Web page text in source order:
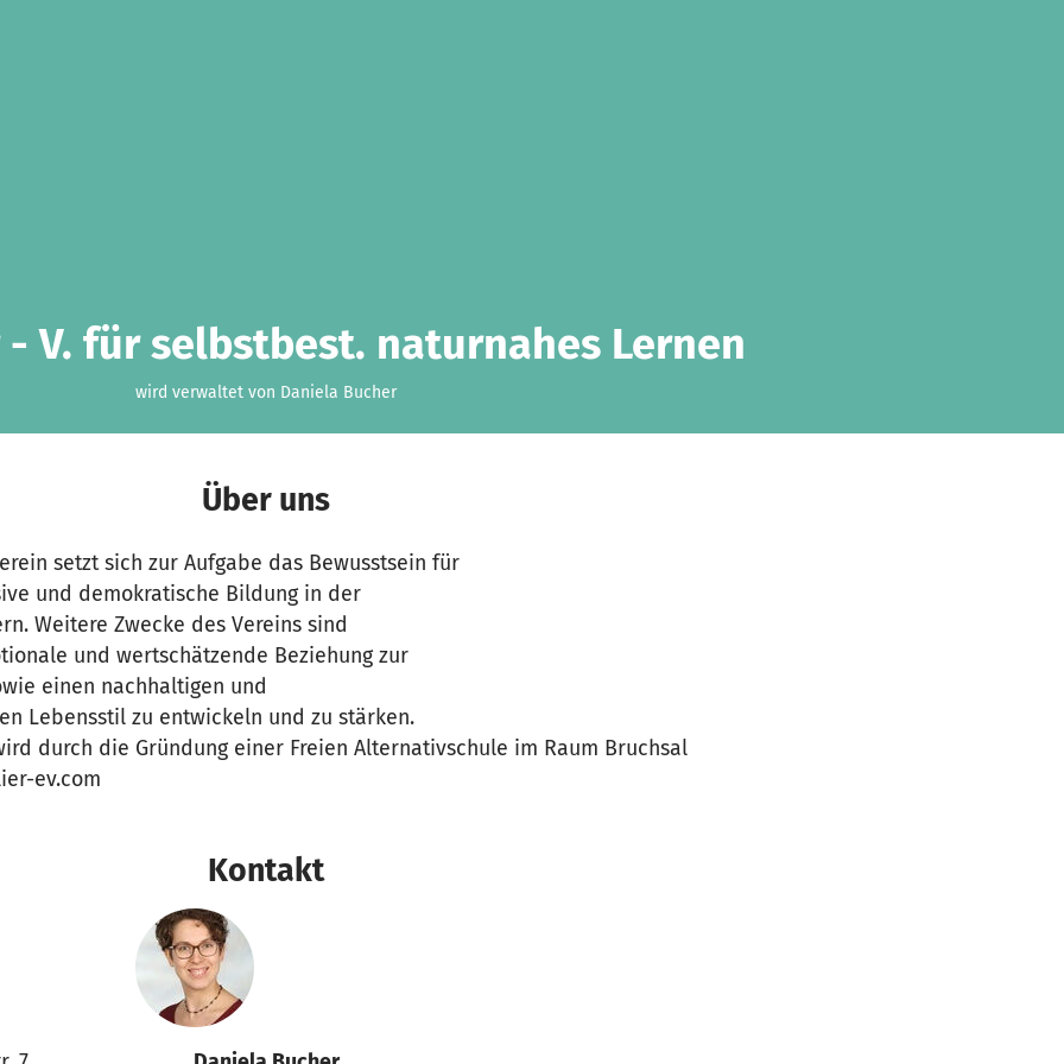
V. für selbstbest. naturnahes Lernen
wird verwaltet von Daniela Bucher
Über uns
setzt sich zur Aufgabe das Bewusstsein für
und demokratische Bildung in der
Weitere Zwecke des Vereins sind
und wertschätzende Beziehung zur
einen nachhaltigen und
Lebensstil zu entwickeln und zu stärken.
durch die Gründung einer Freien Alternativschule im Raum Bruchsal
ev.com
Kontakt